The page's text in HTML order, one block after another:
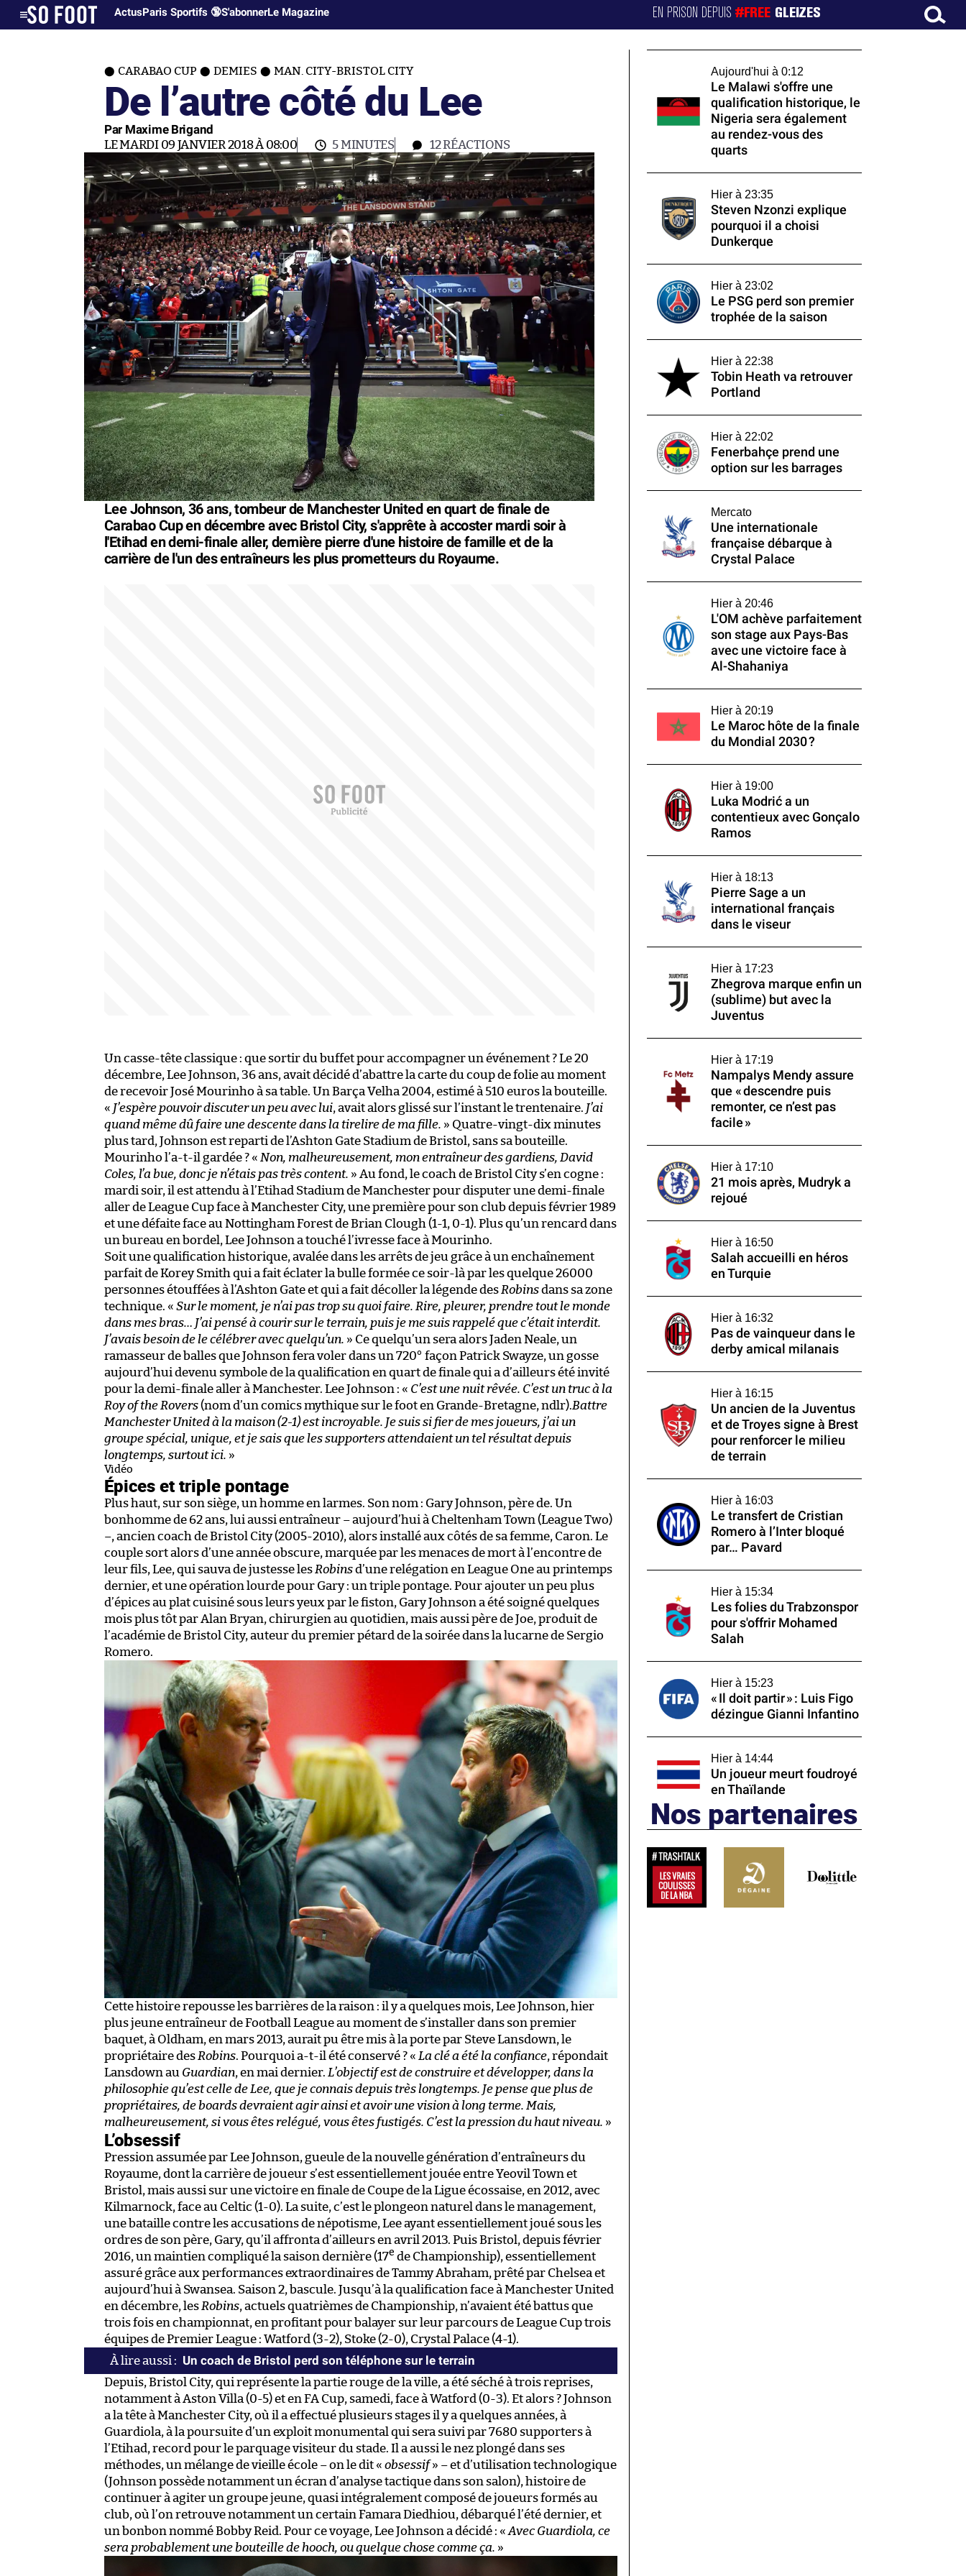
ActusParis Sportifs 🔞S'abonnerLe Magazine EN PRISON DEPUIS#FREE GLEIZES
CARABAO CUP DEMIES MAN. CITY-BRISTOL CITY
De l’autre côté du Lee
Par Maxime Brigand
LE MARDI 09 JANVIER 2018 À 08:00 5 MINUTES 12RÉACTIONS
Lee Johnson, 36 ans, tombeur de Manchester United en quart de finale de
Carabao Cup en décembre avec Bristol City, s'apprête à accoster mardi soir à
l'Etihad en demi-finale aller, dernière pierre d'une histoire de famille et de la
carrière de l'un des entraîneurs les plus prometteurs du Royaume.
Un casse-tête classique : que sortir du buffet pour accompagner un événement ? Le 20
décembre, Lee Johnson, 36 ans, avait décidé d’abattre la carte du coup de folie au moment
de recevoir José Mourinho à sa table. Un Barça Velha 2004, estimé à 510 euros la bouteille.
« J’espère pouvoir discuter un peu avec lui, avait alors glissé sur l’instant le trentenaire. J’ai
quand même dû faire une descente dans la tirelire de ma fille. » Quatre-vingt-dix minutes
plus tard, Johnson est reparti de l’Ashton Gate Stadium de Bristol, sans sa bouteille.
Mourinho l’a-t-il gardée ? « Non, malheureusement, mon entraîneur des gardiens, David
Coles, l’a bue, donc je n’étais pas très content. » Au fond, le coach de Bristol City s’en cogne :
mardi soir, il est attendu à l’Etihad Stadium de Manchester pour disputer une demi-finale
aller de League Cup face à Manchester City, une première pour son club depuis février 1989
et une défaite face au Nottingham Forest de Brian Clough (1-1, 0-1). Plus qu’un rencard dans
un bureau en bordel, Lee Johnson a touché l’ivresse face à Mourinho.
Soit une qualification historique, avalée dans les arrêts de jeu grâce à un enchaînement
parfait de Korey Smith qui a fait éclater la bulle formée ce soir-là par les quelque 26000
personnes étouffées à l’Ashton Gate et qui a fait décoller la légende des Robinsdans sa zone
technique. « Sur le moment, je n’ai pas trop su quoi faire. Rire, pleurer, prendre tout le monde
dans mes bras… J’ai pensé à courir sur le terrain, puis je me suis rappelé que c’était interdit.
J’avais besoin de le célébrer avec quelqu’un. » Ce quelqu’un sera alors Jaden Neale, un
ramasseur de balles que Johnson fera voler dans un 720° façon Patrick Swayze, un gosse
aujourd’hui devenu symbole de la qualification en quart de finale qui a d’ailleurs été invité
pour la demi-finale aller à Manchester. Lee Johnson : « C’est une nuit rêvée. C’est un truc à la
Roy of the Rovers(nom d’un comics mythique sur le foot en Grande-Bretagne, ndlr).Battre
Manchester United à la maison (2-1) est incroyable. Je suis si fier de mes joueurs, j’ai un
groupe spécial, unique, et je sais que les supporters attendaient un tel résultat depuis
longtemps, surtout ici. »
Vidéo
Épices et triple pontage
Plus haut, sur son siège, un homme en larmes. Son nom : Gary Johnson, père de. Un
bonhomme de 62 ans, lui aussi entraîneur – aujourd’hui à Cheltenham Town (League Two)
–, ancien coach de Bristol City (2005-2010), alors installé aux côtés de sa femme, Caron. Le
couple sort alors d’une année obscure, marquée par les menaces de mort à l’encontre de
leur fils, Lee, qui sauva de justesse les Robinsd’une relégation en League One au printemps
dernier, et une opération lourde pour Gary : un triple pontage. Pour ajouter un peu plus
d’épices au plat cuisiné sous leurs yeux par le fiston, Gary Johnson a été soigné quelques
mois plus tôt par Alan Bryan, chirurgien au quotidien, mais aussi père de Joe, produit de
l’académie de Bristol City, auteur du premier pétard de la soirée dans la lucarne de Sergio
Romero.
Cette histoire repousse les barrières de la raison : il y a quelques mois, Lee Johnson, hier
plus jeune entraîneur de Football League au moment de s’installer dans son premier
baquet, à Oldham, en mars 2013, aurait pu être mis à la porte par Steve Lansdown, le
propriétaire des Robins. Pourquoi a-t-il été conservé ? « La clé a été la confiance, répondait
Lansdown au Guardian, en mai dernier. L’objectif est de construire et développer, dans la
philosophie qu’est celle de Lee, que je connais depuis très longtemps. Je pense que plus de
propriétaires, de boards devraient agir ainsi et avoir une vision à long terme. Mais,
malheureusement, si vous êtes relégué, vous êtes fustigés. C’est la pression du haut niveau. »
L’obsessif
Pression assumée par Lee Johnson, gueule de la nouvelle génération d’entraîneurs du
Royaume, dont la carrière de joueur s’est essentiellement jouée entre Yeovil Town et
Bristol, mais aussi sur une victoire en finale de Coupe de la Ligue écossaise, en 2012, avec
Kilmarnock, face au Celtic (1-0). La suite, c’est le plongeon naturel dans le management,
une bataille contre les accusations de népotisme, Lee ayant essentiellement joué sous les
ordres de son père, Gary, qu’il affronta d’ailleurs en avril 2013. Puis Bristol, depuis février
2016, un maintien compliqué la saison dernière (17e de Championship), essentiellement
assuré grâce aux performances extraordinaires de Tammy Abraham, prêté par Chelsea et
aujourd’hui à Swansea. Saison 2, bascule. Jusqu’à la qualification face à Manchester United
en décembre, les Robins, actuels quatrièmes de Championship, n’avaient été battus que
trois fois en championnat, en profitant pour balayer sur leur parcours de League Cup trois
équipes de Premier League : Watford (3-2), Stoke (2-0), Crystal Palace (4-1).
Un coach de Bristol perd son téléphone sur le terrain
Depuis, Bristol City, qui représente la partie rouge de la ville, a été séché à trois reprises,
notamment à Aston Villa (0-5) et en FA Cup, samedi, face à Watford (0-3). Et alors ? Johnson
a la tête à Manchester City, où il a effectué plusieurs stages il y a quelques années, à
Guardiola, à la poursuite d’un exploit monumental qui sera suivi par 7680 supporters à
l’Etihad, record pour le parquage visiteur du stade. Il a aussi le nez plongé dans ses
méthodes, un mélange de vieille école – on le dit « obsessif» – et d’utilisation technologique
(Johnson possède notamment un écran d’analyse tactique dans son salon), histoire de
continuer à agiter un groupe jeune, quasi intégralement composé de joueurs formés au
club, où l’on retrouve notamment un certain Famara Diedhiou, débarqué l’été dernier, et
un bonbon nommé Bobby Reid. Pour ce voyage, Lee Johnson a décidé : « Avec Guardiola, ce
sera probablement une bouteille de hooch, ou quelque chose comme ça. »
Aujourd'hui à 0:12
Le Malawi s'offre une
qualification historique, le
Nigeria sera également
au rendez-vous des
quarts
Hier à 23:35
Steven Nzonzi explique
pourquoi il a choisi
Dunkerque
Hier à 23:02
Le PSG perd son premier
trophée de la saison
Hier à 22:38
Tobin Heath va retrouver
Portland
Hier à 22:02
Fenerbahçe prend une
option sur les barrages
Mercato
Une internationale
française débarque à
Crystal Palace
Hier à 20:46
L'OM achève parfaitement
son stage aux Pays-Bas
avec une victoire face à
Al-Shahaniya
Hier à 20:19
Le Maroc hôte de la finale
du Mondial 2030 ?
Hier à 19:00
Luka Modrić a un
contentieux avec Gonçalo
Ramos
Hier à 18:13
Pierre Sage a un
international français
dans le viseur
Hier à 17:23
Zhegrova marque enfin un
(sublime) but avec la
Juventus
Hier à 17:19
Nampalys Mendy assure
que « descendre puis
remonter, ce n’est pas
facile »
Hier à 17:10
21 mois après, Mudryk a
rejoué
Hier à 16:50
Salah accueilli en héros
en Turquie
Hier à 16:32
Pas de vainqueur dans le
derby amical milanais
Hier à 16:15
Un ancien de la Juventus
et de Troyes signe à Brest
pour renforcer le milieu
de terrain
Hier à 16:03
Le transfert de Cristian
Romero à l’Inter bloqué
par… Pavard
Hier à 15:34
Les folies du Trabzonspor
pour s'offrir Mohamed
Salah
Hier à 15:23
« Il doit partir » : Luis Figo
dézingue Gianni Infantino
Hier à 14:44
Un joueur meurt foudroyé
en Thaïlande
Nos partenaires